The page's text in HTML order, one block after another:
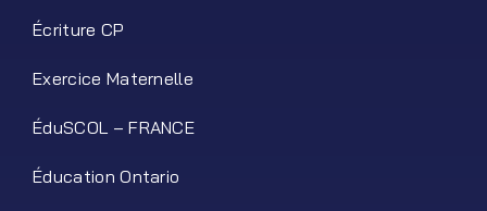
Écriture CP
Exercice Maternelle
ÉduSCOL – FRANCE
Éducation Ontario